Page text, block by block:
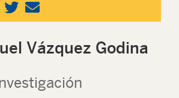
Vázquez Godina